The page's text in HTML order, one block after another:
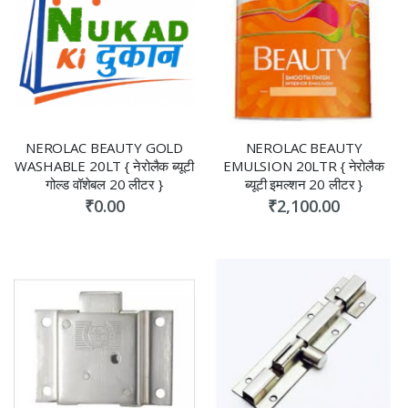
NEROLAC BEAUTY GOLD
WASHABLE 20LT { नेरोलैक ब्यूटी
गोल्ड वॉशेबल 20 लीटर }
₹0.00
NEROLAC BEAUTY
EMULSION 20LTR { नेरोलैक
ब्यूटी इमल्शन 20 लीटर }
₹2,100.00